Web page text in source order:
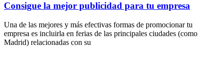
Consigue la mejor publicidad para tu empresa
Una de las mejores y más efectivas formas de promocionar tu
empresa es incluirla en ferias de las principales ciudades (como
Madrid) relacionadas con su